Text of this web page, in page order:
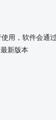
用，软件会通
新版本